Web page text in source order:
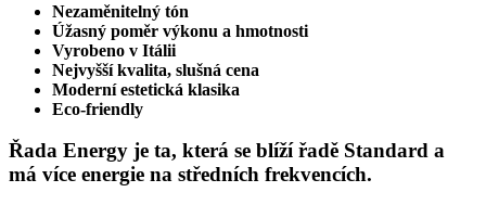
Nezaměnitelný tón
Úžasný poměr výkonu a hmotnosti
Vyrobeno v Itálii
Nejvyšší kvalita, slušná cena
Moderní estetická klasika
Eco-friendly
Řada Energy je ta, která se blíží řadě Standard a
má více energie na středních frekvencích.